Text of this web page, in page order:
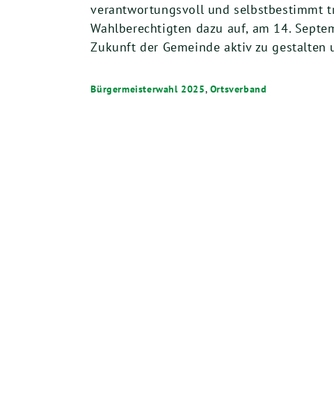
verantwortungsvoll und selbstbestimmt
Wahlberechtigten dazu auf, am 14.
Zukunft der Gemeinde aktiv zu
Bürgermeisterwahl 2025, Ortsverband